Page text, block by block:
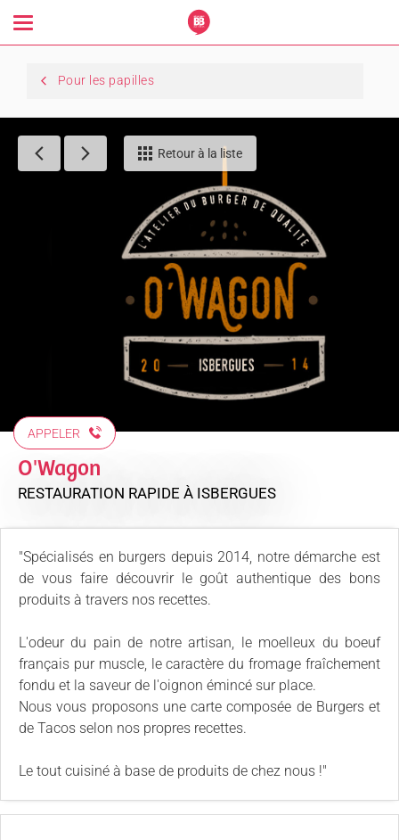
Toggle
navigation
Pour les papilles
Retour à la liste
APPELER
O'Wagon
RESTAURATION RAPIDE À ISBERGUES
"Spécialisés en burgers depuis 2014, notre démarche est
de vous faire découvrir le goût authentique des bons
produits à travers nos recettes.
L'odeur du pain de notre artisan, le moelleux du boeuf
français pur muscle, le caractère du fromage fraîchement
fondu et la saveur de l'oignon émincé sur place.
Nous vous proposons une carte composée de Burgers et
de Tacos selon nos propres recettes.
Le tout cuisiné à base de produits de chez nous !"